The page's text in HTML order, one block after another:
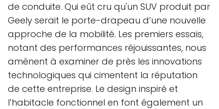
de conduite. Qui eût cru qu'un SUV produit par
Geely serait le porte-drapeau d’une nouvelle
approche de la mobilité. Les premiers essais,
notant des performances réjouissantes, nous
amènent à examiner de près les innovations
technologiques qui cimentent la réputation
de cette entreprise. Le design inspiré et
l’habitacle fonctionnel en font également un